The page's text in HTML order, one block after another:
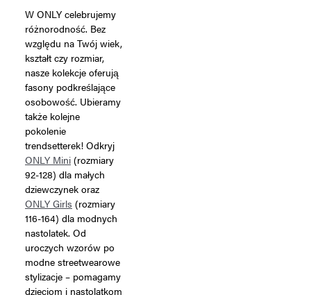
W ONLY celebrujemy
różnorodność. Bez
względu na Twój wiek,
kształt czy rozmiar,
nasze kolekcje oferują
fasony podkreślające
osobowość. Ubieramy
także kolejne
pokolenie
trendsetterek! Odkryj
ONLY Mini (rozmiary
92-128) dla małych
dziewczynek oraz
ONLY Girls (rozmiary
116-164) dla modnych
nastolatek. Od
uroczych wzorów po
modne streetwearowe
stylizacje – pomagamy
dzieciom i nastolatkom